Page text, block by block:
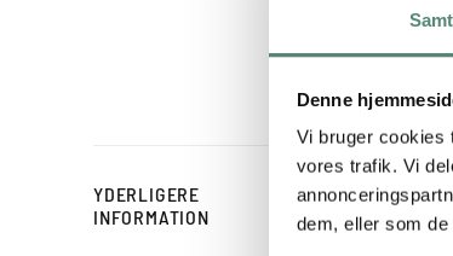
Denne
Vi bruger cookies
vores trafik. Vi
dem, eller som
det søde
nemt
YDERLIGERE
INFORMATION
STØRRELSE